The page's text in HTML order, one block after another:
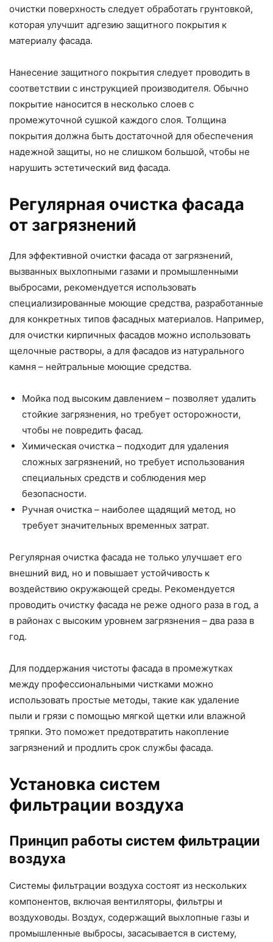
очистки поверхность следует обработать грунтовкой,
которая улучшит адгезию защитного покрытия к
материалу фасада.
Нанесение защитного покрытия следует проводить в
соответствии с инструкцией производителя. Обычно
покрытие наносится в несколько слоев с
промежуточной сушкой каждого слоя. Толщина
покрытия должна быть достаточной для обеспечения
надежной защиты, но не слишком большой, чтобы не
нарушить эстетический вид фасада.
Регулярная очистка фасада
от загрязнений
Для эффективной очистки фасада от загрязнений,
вызванных выхлопными газами и промышленными
выбросами, рекомендуется использовать
специализированные моющие средства, разработанные
для конкретных типов фасадных материалов. Например,
для очистки кирпичных фасадов можно использовать
щелочные растворы, а для фасадов из натурального
камня – нейтральные моющие средства.
Мойка под высоким давлением – позволяет удалить
стойкие загрязнения, но требует осторожности,
чтобы не повредить фасад.
Химическая очистка – подходит для удаления
сложных загрязнений, но требует использования
специальных средств и соблюдения мер
безопасности.
Ручная очистка – наиболее щадящий метод, но
требует значительных временных затрат.
Регулярная очистка фасада не только улучшает его
внешний вид, но и повышает устойчивость к
воздействию окружающей среды. Рекомендуется
проводить очистку фасада не реже одного раза в год, а
в районах с высоким уровнем загрязнения – два раза в
год.
Для поддержания чистоты фасада в промежутках
между профессиональными чистками можно
использовать простые методы, такие как удаление
пыли и грязи с помощью мягкой щетки или влажной
тряпки. Это поможет предотвратить накопление
загрязнений и продлить срок службы фасада.
Установка систем
фильтрации воздуха
Принцип работы систем фильтрации
воздуха
Системы фильтрации воздуха состоят из нескольких
компонентов, включая вентиляторы, фильтры и
воздуховоды. Воздух, содержащий выхлопные газы и
промышленные выбросы, засасывается в систему,